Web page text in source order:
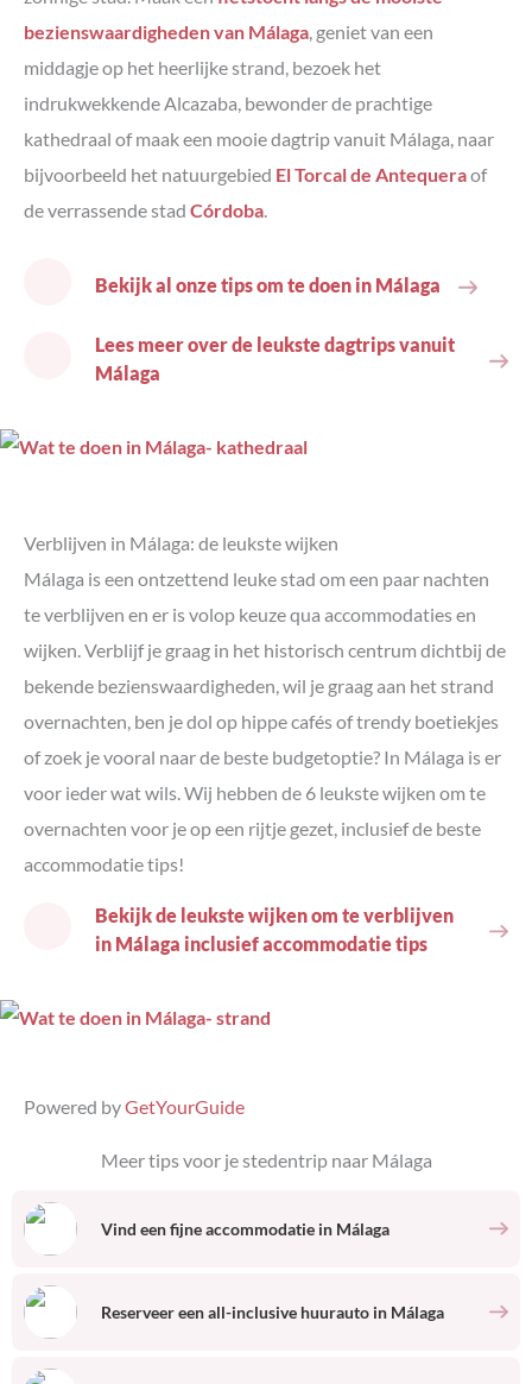
bezienswaardigheden van Málaga , geniet van een
middagje op het heerlijke strand, bezoek het
indrukwekkende Alcazaba, bewonder de prachtige
kathedraal of maak een mooie dagtrip vanuit Málaga, naar
bijvoorbeeld het natuurgebied El Torcal de Antequeraof
de verrassende stad Córdoba
Bekijk al onze tips om te doen in Málaga
Lees meer over de leukste dagtrips vanuit
Málaga
Verblijven in Málaga: de leukste wijken
Málaga is een ontzettend leuke stad om een paar nachten
te verblijven en er is volop keuze qua accommodaties en
wijken. Verblijf je graag in het historisch centrum dichtbij de
bekende bezienswaardigheden, wil je graag aan het strand
overnachten, ben je dol op hippe cafés of trendy boetiekjes
of zoek je vooral naar de beste budgetoptie? In Málaga is er
voor ieder wat wils. Wij hebben de 6 leukste wijken om te
overnachten voor je op een rijtje gezet, inclusief de beste
accommodatie tips!
Bekijk de leukste wijken om te verblijven
in Málaga inclusief accommodatie tips
Powered byGetYourGuide
Meer tips voor je stedentrip naar Málaga
Vind een fijne accommodatie in Málaga
Reserveer een all-inclusive huurauto in Málaga